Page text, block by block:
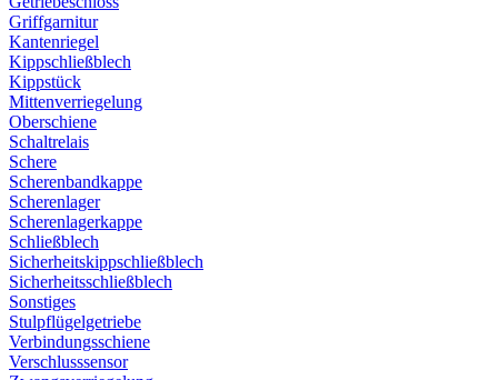
Griffgarnitur
Kantenriegel
Kippschließblech
Kippstück
Mittenverriegelung
Oberschiene
Schaltrelais
Schere
Scherenbandkappe
Scherenlager
Scherenlagerkappe
Schließblech
Sicherheitskippschließblech
Sicherheitsschließblech
Sonstiges
Stulpflügelgetriebe
Verbindungsschiene
Verschlusssensor